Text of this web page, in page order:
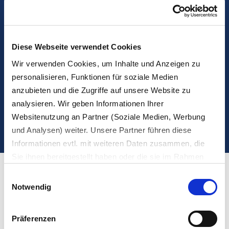
Diese Webseite verwendet Cookies
Wir verwenden Cookies, um Inhalte und Anzeigen zu
personalisieren, Funktionen für soziale Medien
anzubieten und die Zugriffe auf unsere Website zu
analysieren. Wir geben Informationen Ihrer
Websitenutzung an Partner (Soziale Medien, Werbung
und Analysen) weiter. Unsere Partner führen diese
Informationen evtl. mit weiteren Daten zusammen, die
Es werden bei der Nutzung unserer Website Daten in die
USA oder Drittstaaten übertragen und dort verarbeitet.
Die einzelnen Vertragspartner können Sie dem Cookie-
Banner und/oder der Datenschutzerklärung entnehmen.
Notwendig
Präferenzen
Rohstoffkreisläufen. Mehr als
kompetenter Betrieb eines dualen Systems.
100 Prozent
Kundenorientierung.
JETZT KONTAKT AUFNEHMEN
Wie kann die Kreislaufwirtschaft durch
das duale System gestärkt werden?
Das duale System spielt eine zentrale Rolle bei der Förderung